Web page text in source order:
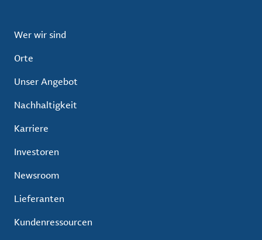
Wer wir sind
Orte
Unser Angebot
Nachhaltigkeit
Karriere
Investoren
Newsroom
Lieferanten
Kundenressourcen